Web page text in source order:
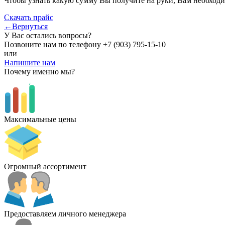
Скачать прайс
←Вернуться
У Вас остались вопросы?
Позвоните нам по телефону +7 (903) 795-15-10
или
Напишите нам
Почему именно мы?
Максимальные цены
Огромный ассортимент
Предоставляем личного менеджера